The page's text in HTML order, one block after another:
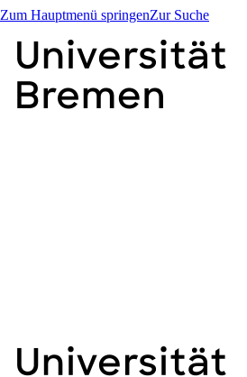
Zum Hauptmenü springenZur Suche